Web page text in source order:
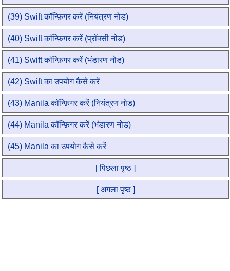
(39) Swift कॉन्फ़िगर करें (नियंत्रण नोड)
(40) Swift कॉन्फ़िगर करें (प्रॉक्सी नोड)
(41) Swift कॉन्फ़िगर करें (भंडारण नोड)
(42) Swift का उपयोग कैसे करें
(43) Manila कॉन्फ़िगर करें (नियंत्रण नोड)
(44) Manila कॉन्फ़िगर करें (भंडारण नोड)
(45) Manila का उपयोग कैसे करें
[ पिछला पृष्ठ ]
[ अगला पृष्ठ ]